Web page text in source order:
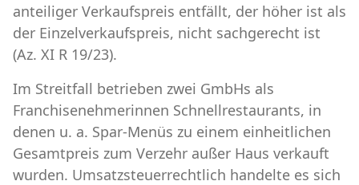
anteiliger Verkaufspreis entfällt, der höher ist als
der Einzelverkaufspreis, nicht sachgerecht ist
(Az. XI R 19/23).
Im Streitfall betrieben zwei GmbHs als
Franchisenehmerinnen Schnellrestaurants, in
denen u. a. Spar-Menüs zu einem einheitlichen
Gesamtpreis zum Verzehr außer Haus verkauft
wurden. Umsatzsteuerrechtlich handelte es sich